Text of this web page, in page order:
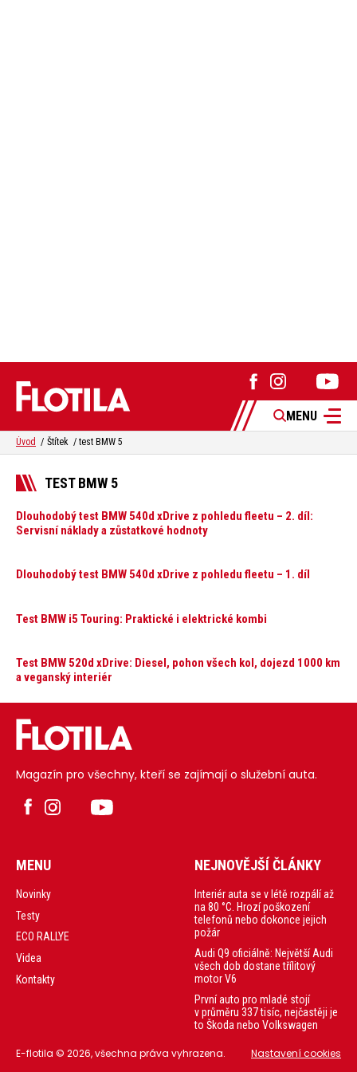
MENU
Úvod Štítek test BMW 5
TEST BMW 5
Dlouhodobý test BMW 540d xDrive z pohledu fleetu – 2. díl:
Servisní náklady a zůstatkové hodnoty
Dlouhodobý test BMW 540d xDrive z pohledu fleetu – 1. díl
Test BMW i5 Touring: Praktické i elektrické kombi
Test BMW 520d xDrive: Diesel, pohon všech kol, dojezd 1000 km
a veganský interiér
Magazín pro všechny, kteří se zajímají o služební auta.
MENU
Novinky
Testy
ECO RALLYE
Videa
Kontakty
NEJNOVĚJŠÍ ČLÁNKY
Interiér auta se v létě rozpálí až
na 80 °C. Hrozí poškození
telefonů nebo dokonce jejich
požár
Audi Q9 oficiálně: Největší Audi
všech dob dostane třílitový
motor V6
První auto pro mladé stojí
v průměru 337 tisíc, nejčastěji je
to Škoda nebo Volkswagen
E-flotila © 2026, všechna práva vyhrazena. Nastavení cookies